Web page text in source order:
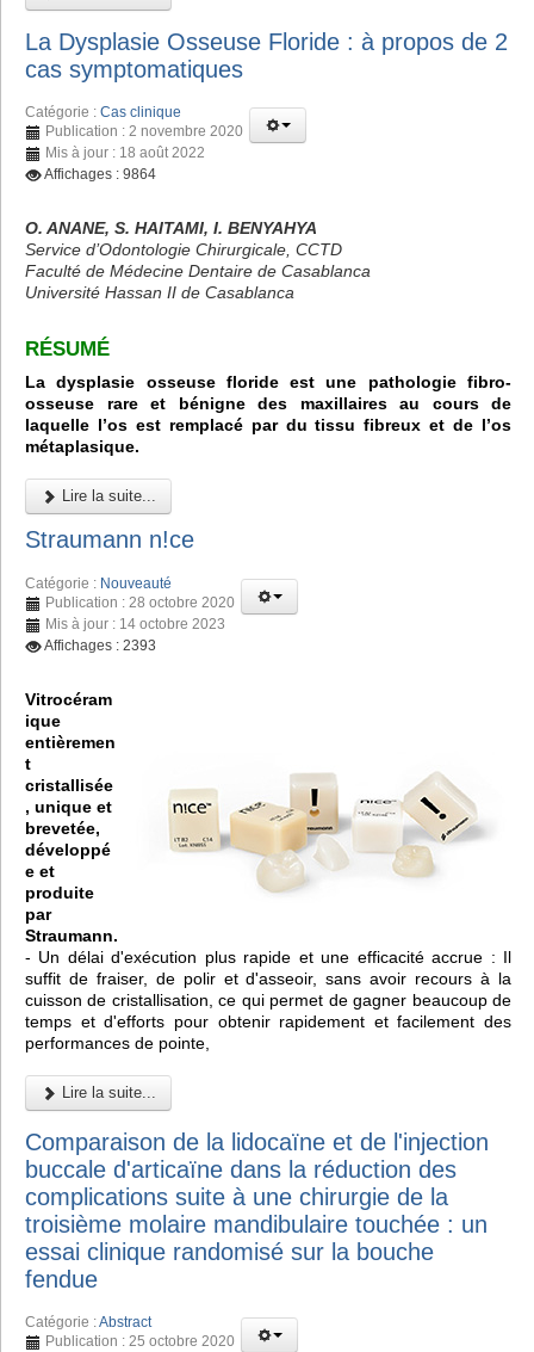
La Dysplasie Osseuse Floride : à propos de 2
cas symptomatiques
Catégorie : Cas clinique
Publication : 2 novembre 2020
Mis à jour : 18 août 2022
Affichages : 9864
O. ANANE, S. HAITAMI, I. BENYAHYA
Service d’Odontologie Chirurgicale, CCTD
Faculté de Médecine Dentaire de Casablanca
Université Hassan II de Casablanca
RÉSUMÉ
La dysplasie osseuse floride est une pathologie fibro-
osseuse rare et bénigne des maxillaires au cours de
laquelle l’os est remplacé par du tissu fibreux et de l’os
métaplasique.
Lire la suite...
Straumann n!ce
Catégorie : Nouveauté
Publication : 28 octobre 2020
Mis à jour : 14 octobre 2023
Affichages : 2393
Vitrocéram
ique
entièremen
t
cristallisée
, unique et
brevetée,
développé
e et
produite
par
Straumann.
- Un délai d'exécution plus rapide et une efficacité accrue : Il
suffit de fraiser, de polir et d'asseoir, sans avoir recours à la
cuisson de cristallisation, ce qui permet de gagner beaucoup de
temps et d'efforts pour obtenir rapidement et facilement des
performances de pointe,
Lire la suite...
Comparaison de la lidocaïne et de l'injection
buccale d'articaïne dans la réduction des
complications suite à une chirurgie de la
troisième molaire mandibulaire touchée : un
essai clinique randomisé sur la bouche
fendue
Catégorie :Abstract
Publication : 25 octobre 2020